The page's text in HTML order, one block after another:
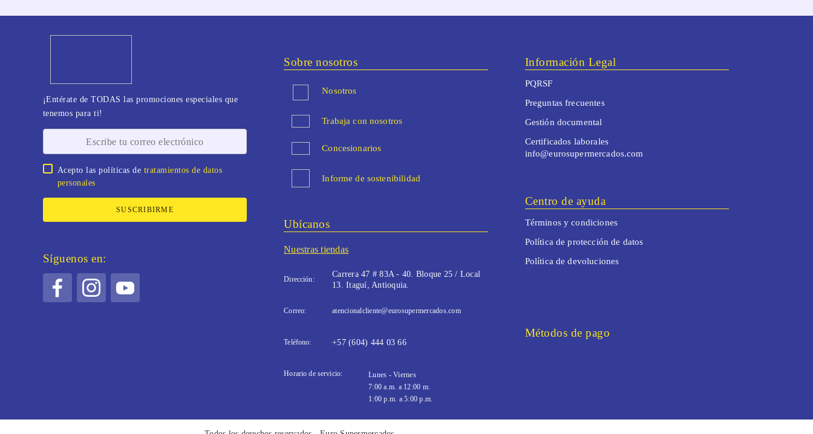
¡Entérate de TODAS las promociones especiales que
tenemos para ti!
Acepto las políticas de tratamientos de datos
personales
SUSCRIBIRME
Síguenos en:
Sobre nosotros
Nosotros
Trabaja con nosotros
Concesionarios
Informe de sostenibilidad
Ubícanos
Nuestras tiendas
Dirección:
Carrera 47 # 83A - 40. Bloque 25 / Local
13. Itaguí, Antioquia.
Correo: atencionalcliente@eurosupermercados.com
Teléfono: +57 (604) 444 03 66
Horario de servicio:
Lunes - Viernes
7:00 a.m. a 12:00 m.
1:00 p.m. a 5:00 p.m.
Información Legal
PQRSF
Preguntas frecuentes
Gestión documental
Certificados laborales
info@eurosupermercados.com
Centro de ayuda
Términos y condiciones
Política de protección de datos
Política de devoluciones
Métodos de pago